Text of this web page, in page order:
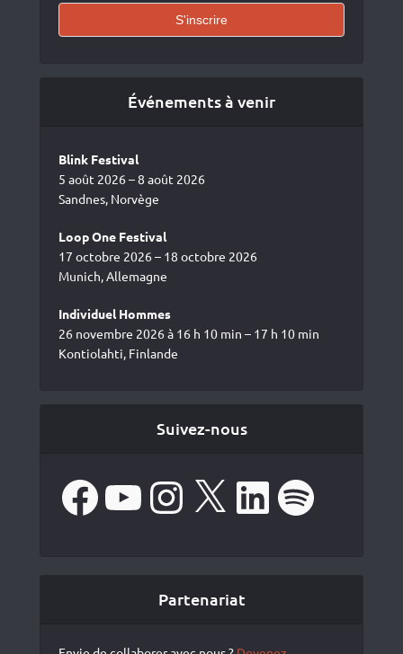
Événements à venir
Blink Festival
5 août 2026 – 8 août 2026
Sandnes, Norvège
Loop One Festival
17 octobre 2026 – 18 octobre 2026
Munich, Allemagne
Individuel Hommes
26 novembre 2026 à 16 h 10 min – 17 h 10 min
Kontiolahti, Finlande
Suivez-nous
FacebookYouTube Instagram LinkedIn Spotify
Partenariat